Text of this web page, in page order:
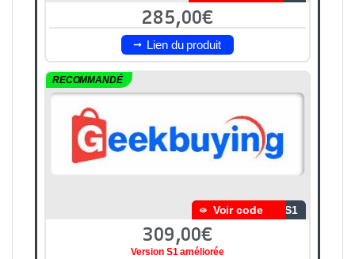
285,00€
Lien du produit
RECOMMANDÉ
Voir code 1S1
309,00€
Version S1 améliorée